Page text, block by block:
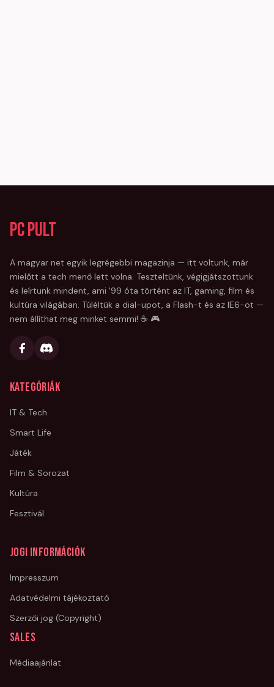
PC Pult
A magyar net egyik legrégebbi magazinja — itt voltunk, már
mielőtt a tech menő lett volna. Teszteltünk, végigjátszottunk
és leírtunk mindent, ami '99 óta történt az IT, gaming, film és
kultúra világában. Túléltük a dial-upot, a Flash-t és az IE6-ot —
nem állíthat meg minket semmi! ☕ 🎮
Kategóriák
IT & Tech
Smart Life
Játék
Film & Sorozat
Kultúra
Fesztivál
Jogi információk
Impresszum
Adatvédelmi tájékoztató
Szerzői jog (Copyright)
Sales
Médiaajánlat